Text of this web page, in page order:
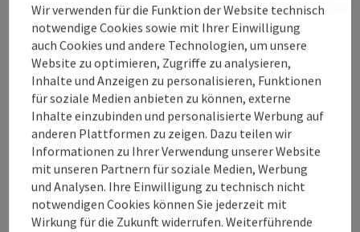
Kontakt
Veranstaltungsort
Anreise/Lage
Barrierefreiheit
Wir verwenden für die Funktion der Website technisch
notwendige Cookies sowie mit Ihrer Einwilligung
auch Cookies und andere Technologien, um unsere
Website zu optimieren, Zugriffe zu analysieren,
Inhalte und Anzeigen zu personalisieren, Funktionen
für soziale Medien anbieten zu können, externe
Inhalte einzubinden und personalisierte Werbung auf
anderen Plattformen zu zeigen. Dazu teilen wir
Informationen zu Ihrer Verwendung unserer Website
mit unseren Partnern für soziale Medien, Werbung
und Analysen. Ihre Einwilligung zu technisch nicht
notwendigen Cookies können Sie jederzeit mit
Wirkung für die Zukunft widerrufen. Weiterführende